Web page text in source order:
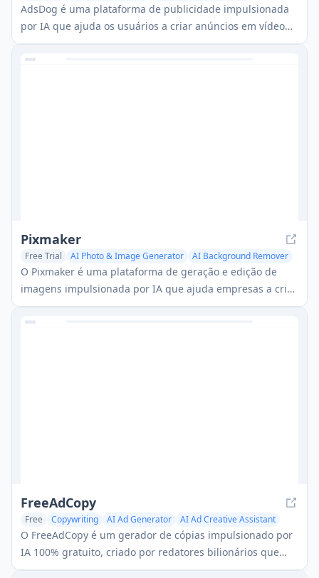
AI Analytics Assistant
AdsDog é uma plataforma de publicidade impulsionada
por IA que ajuda os usuários a criar anúncios em vídeo
de alta conversão com avatares gerados por IA, narrações
e suporte multilíngue para várias plataformas de mídia
Pixmaker
Free Trial AI Photo & Image Generator
AI Background Remover
AI Ad Creative Assistant
O Pixmaker é uma plataforma de geração e edição de
imagens impulsionada por IA que ajuda empresas a criar
fotos de produtos de alta qualidade, exibições de
modelos e visuais de marketing através de algoritmos
FreeAdCopy
Free Copywriting AI Ad Generator AI Ad Creative Assistant
O FreeAdCopy é um gerador de cópias impulsionado por
IA 100% gratuito, criado por redatores bilionários que
usam o GPT-4 para produzir cópias publicitárias de alta